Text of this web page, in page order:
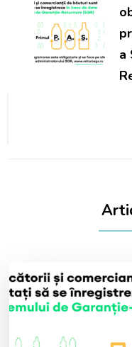
articole
a